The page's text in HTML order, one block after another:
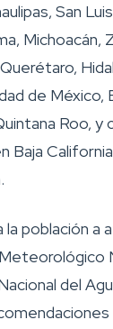
San
Michoacán,
de
Roo, y
Baja
la población a
del